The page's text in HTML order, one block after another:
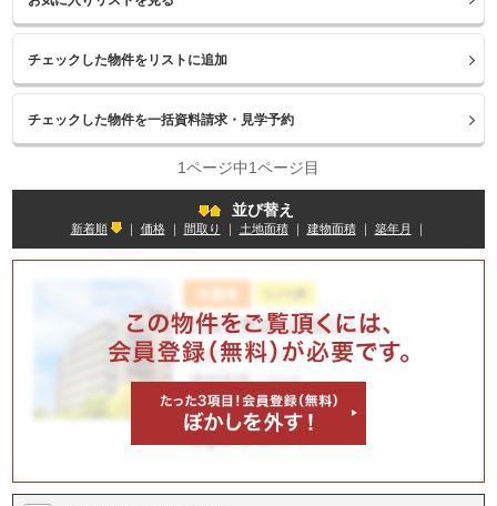
1ページ中1ページ目
並び替え
新着順 ｜ 価格｜ 間取り 土地面積｜ 建物面積｜ 築年月